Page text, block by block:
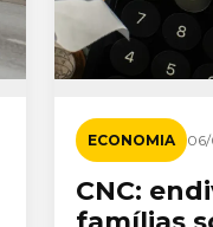
ECONOMIA 06/
CNC: